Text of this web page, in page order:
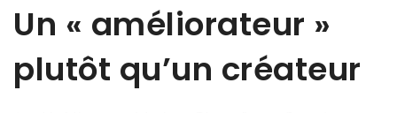
Un « améliorateur »
plutôt qu’un créateur